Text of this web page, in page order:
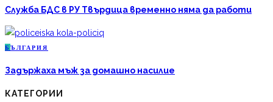
Служба БДС в РУ Твърдица временно няма да работи
Б ЪЛГАРИЯ
Задържаха мъж за домашно насилие
КАТЕГОРИИ